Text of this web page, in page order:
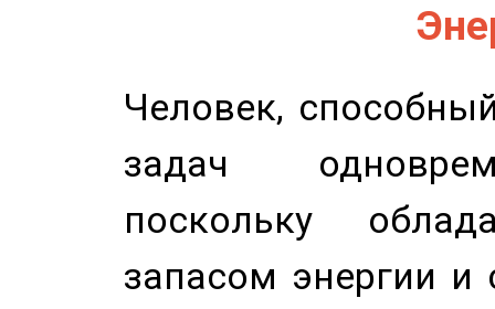
Человек,
задач
поскольку
запасом энергии и